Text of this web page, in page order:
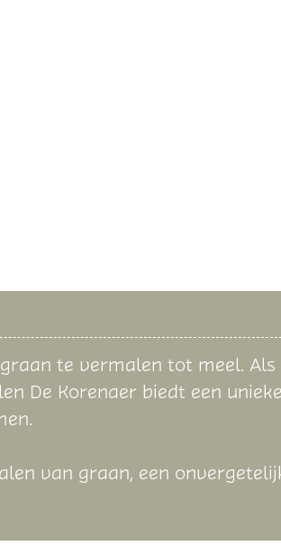
te vermalen tot meel. Als
De Korenaer biedt een
van graan, een